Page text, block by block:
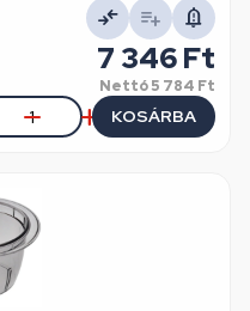
7 346 Ft
Nettó5 784 Ft
KOSÁRBA